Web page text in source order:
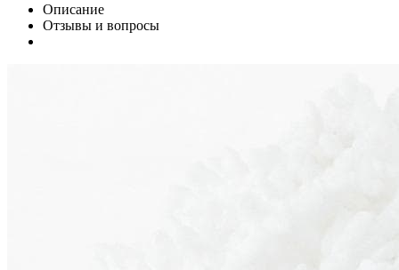
Описание
Отзывы и вопросы